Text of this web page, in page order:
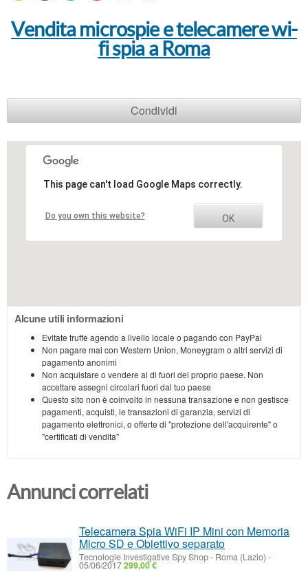
Vendita microspie e telecamere wi-
fi spia a Roma
Condividi
This page can't load Google Maps correctly.
Do you own this website? OK
Alcune utili informazioni
Evitate truffe agendo a livello locale o pagando con PayPal
Non pagare mai con Western Union, Moneygram o altri servizi di
pagamento anonimi
Non acquistare o vendere al di fuori del proprio paese. Non
accettare assegni circolari fuori dal tuo paese
Questo sito non è coinvolto in nessuna transazione e non gestisce
pagamenti, acquisti, le transazioni di garanzia, servizi di
pagamento elettronici, o offerte di "protezione dell'acquirente" o
"certificati di vendita"
Annunci correlati
Telecamera Spia WiFi IP Mini con Memoria
Micro SD e Obiettivo separato
Tecnologie Investigative Spy Shop- Roma (Lazio) -
05/06/2017299,00 €